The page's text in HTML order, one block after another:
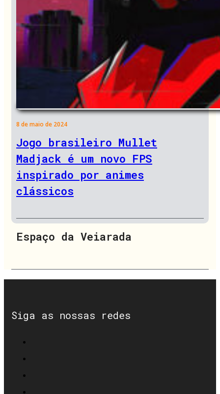
8 de maio de 2024
Jogo brasileiro Mullet
Madjack é um novo FPS
inspirado por animes
clássicos
Espaço da Veiarada
Siga as nossas redes